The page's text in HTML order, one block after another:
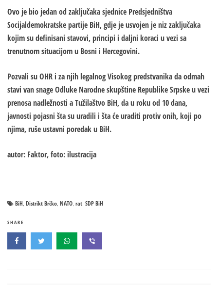
Ovo je bio jedan od zaključaka sjednice Predsjedništva
Socijaldemokratske partije BiH, gdje je usvojen je niz zaključaka
kojim su definisani stavovi, principi i daljni koraci u vezi sa
trenutnom situacijom u Bosni i Hercegovini.
Pozvali su OHR i za njih legalnog Visokog predstvanika da odmah
stavi van snage Odluke Narodne skupštine Republike Srpske u vezi
prenosa nadležnosti a Tužilaštvo BiH, da u roku od 10 dana,
javnosti pojasni šta su uradili i šta će uraditi protiv onih, koji po
njima, ruše ustavni poredak u BiH.
autor: Faktor, foto: ilustracija
BiH, Distrikt Brčko, NATO, rat, SDP BiH
SHARE